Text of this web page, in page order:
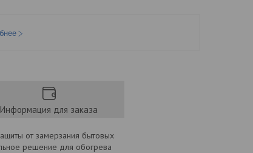
Информация для заказа
от замерзания бытовых
решение для обогрева